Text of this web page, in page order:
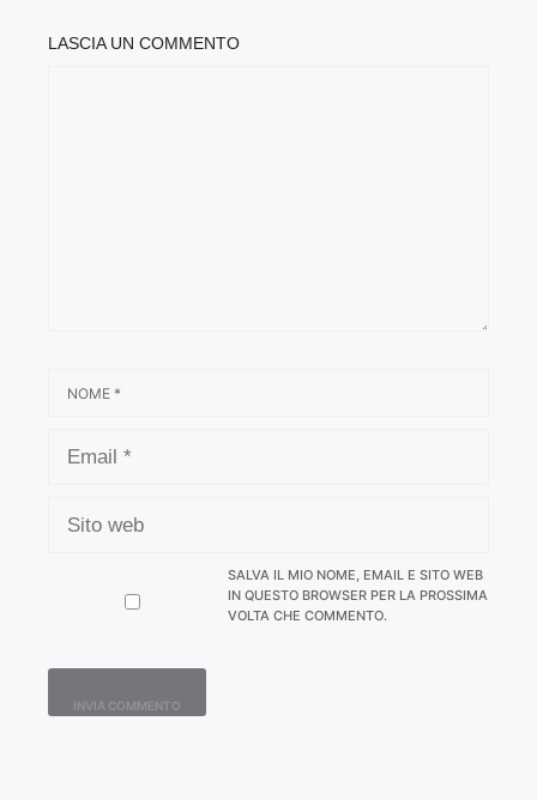
LASCIA UN COMMENTO
WEB
SALVA IL MIO NOME, EMAIL E SITO WEB
IN QUESTO BROWSER PER LA PROSSIMA
VOLTA CHE COMMENTO.